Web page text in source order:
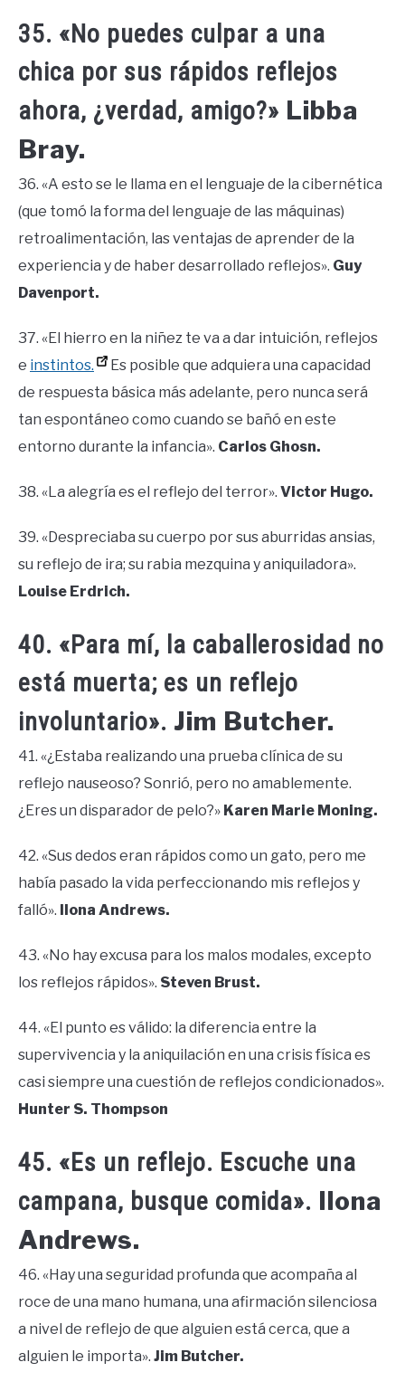
35. «No puedes culpar a una
chica por sus rápidos reflejos
ahora, ¿verdad, amigo?» Libba
Bray.
36. «A esto se le llama en el lenguaje de la cibernética
(que tomó la forma del lenguaje de las máquinas)
retroalimentación, las ventajas de aprender de la
experiencia y de haber desarrollado reflejos». Guy
Davenport.
37. «El hierro en la niñez te va a dar intuición, reflejos
e instintos.
Es posible que adquiera una capacidad
de respuesta básica más adelante, pero nunca será
tan espontáneo como cuando se bañó en este
entorno durante la infancia». Carlos Ghosn.
38. «La alegría es el reflejo del terror». Victor Hugo.
39. «Despreciaba su cuerpo por sus aburridas ansias,
su reflejo de ira; su rabia mezquina y aniquiladora».
Louise Erdrich.
40. «Para mí, la caballerosidad no
está muerta; es un reflejo
involuntario». Jim Butcher.
41. «¿Estaba realizando una prueba clínica de su
reflejo nauseoso? Sonrió, pero no amablemente.
¿Eres un disparador de pelo?» Karen Marie Moning.
42. «Sus dedos eran rápidos como un gato, pero me
había pasado la vida perfeccionando mis reflejos y
falló». Ilona Andrews.
43. «No hay excusa para los malos modales, excepto
los reflejos rápidos». Steven Brust.
44. «El punto es válido: la diferencia entre la
supervivencia y la aniquilación en una crisis física es
casi siempre una cuestión de reflejos condicionados».
Hunter S. Thompson
45. «Es un reflejo. Escuche una
campana, busque comida». Ilona
Andrews.
46. «Hay una seguridad profunda que acompaña al
roce de una mano humana, una afirmación silenciosa
a nivel de reflejo de que alguien está cerca, que a
alguien le importa». Jim Butcher.